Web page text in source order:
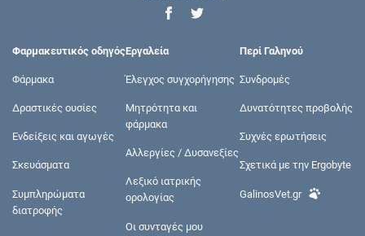
Φαρμακευτικός οδηγός
Φάρμακα
Δραστικές ουσίες
Ενδείξεις και αγωγές
Σκευάσματα
Συμπληρώματα
διατροφής
Εργαλεία
Έλεγχος συγχορήγησης
Μητρότητα και
φάρμακα
Αλλεργίες / Δυσανεξίες
Λεξικό ιατρικής
ορολογίας
Οι συνταγές μου
Περί Γαληνού
Συνδρομές
Δυνατότητες προβολής
Συχνές ερωτήσεις
Σχετικά με την Ergobyte
GalinosVet.gr